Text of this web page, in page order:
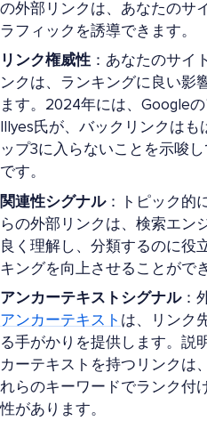
の外部リンクは、あなたのサ
ラフィックを誘導できます。
リンク権威性 ：あなたのサイ
ンクは、ランキングに良い影
ます。2024年には、Google
Illyes氏が、バックリンクは
ップ3に入らないことを示唆
です。
関連性シグナル：トピック的
らの外部リンクは、検索エン
良く理解し、分類するのに役
キングを向上させることがで
アンカーテキストシグナル：
アンカーテキスト は、リンク
る手がかりを提供します。説
カーテキストを持つリンクは
れらのキーワードでランク付
性があります。